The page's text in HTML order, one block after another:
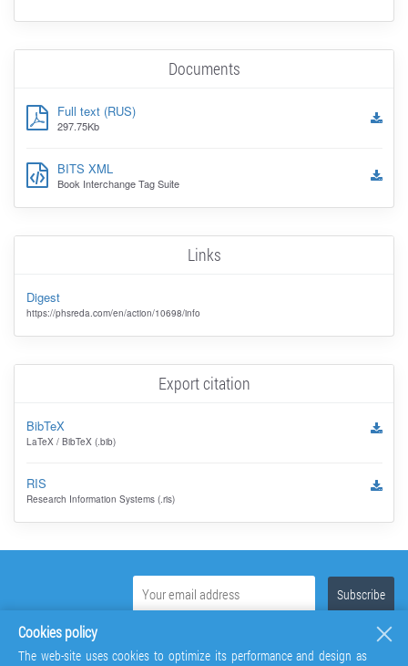
Documents
Full text (RUS)
297.75Kb
BITS XML
Book Interchange Tag Suite
Links
Digest
https://phsreda.com/en/action/10698/info
Export citation
BibTeX
LaTeX / BibTeX (.bib)
RIS
Research Information Systems (.ris)
Cookies policy
The web-site uses cookies to optimize its performance and design as